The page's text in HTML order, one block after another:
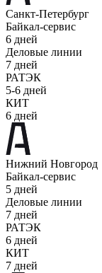
Санкт-Петербург
Байкал-сервис
6 дней
Деловые линии
7 дней
РАТЭК
5-6 дней
КИТ
6 дней
Нижний Новгород
Байкал-сервис
5 дней
Деловые линии
7 дней
РАТЭК
6 дней
КИТ
7 дней